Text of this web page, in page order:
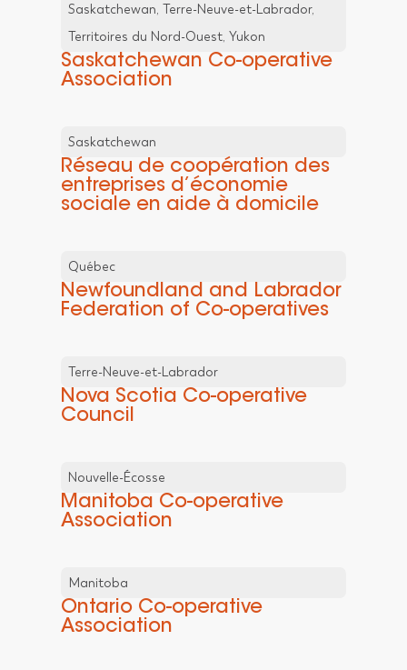
Saskatchewan, Terre-Neuve-et-Labrador,
Territoires du Nord-Ouest, Yukon
Saskatchewan Co-operative
Association
Saskatchewan
Réseau de coopération des
entreprises d’économie
sociale en aide à domicile
Québec
Newfoundland and Labrador
Federation of Co-operatives
Terre-Neuve-et-Labrador
Nova Scotia Co-operative
Council
Nouvelle-Écosse
Manitoba Co-operative
Association
Manitoba
Ontario Co-operative
Association